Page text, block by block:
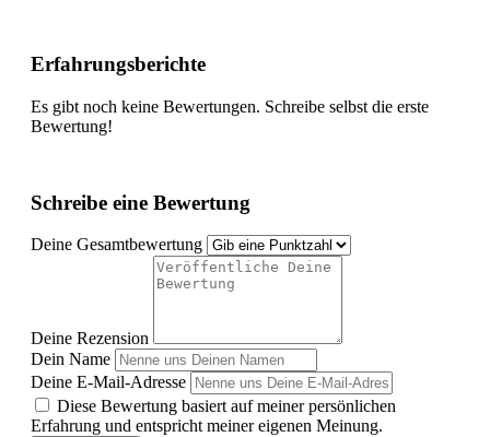
Erfahrungsberichte
Es gibt noch keine Bewertungen. Schreibe selbst die erste
Bewertung!
Schreibe eine Bewertung
Deine Gesamtbewertung
Deine Rezension
Dein Name
Deine E-Mail-Adresse
Diese Bewertung basiert auf meiner persönlichen
Erfahrung und entspricht meiner eigenen Meinung.